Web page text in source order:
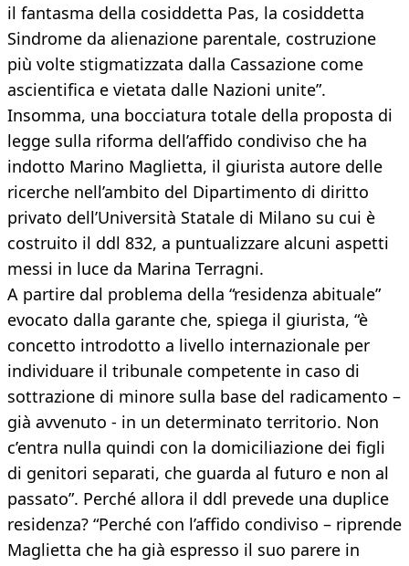
il fantasma della cosiddetta Pas, la cosiddetta
Sindrome da alienazione parentale, costruzione
più volte stigmatizzata dalla Cassazione come
ascientifica e vietata dalle Nazioni unite”.
Insomma, una bocciatura totale della proposta di
legge sulla riforma dell’affido condiviso che ha
indotto Marino Maglietta, il giurista autore delle
ricerche nell’ambito del Dipartimento di diritto
privato dell’Università Statale di Milano su cui è
costruito il ddl 832, a puntualizzare alcuni aspetti
messi in luce da Marina Terragni.
A partire dal problema della “residenza abituale”
evocato dalla garante che, spiega il giurista, “è
concetto introdotto a livello internazionale per
individuare il tribunale competente in caso di
sottrazione di minore sulla base del radicamento –
già avvenuto - in un determinato territorio. Non
c’entra nulla quindi con la domiciliazione dei figli
di genitori separati, che guarda al futuro e non al
passato”. Perché allora il ddl prevede una duplice
residenza? “Perché con l’affido condiviso – riprende
Maglietta che ha già espresso il suo parere in